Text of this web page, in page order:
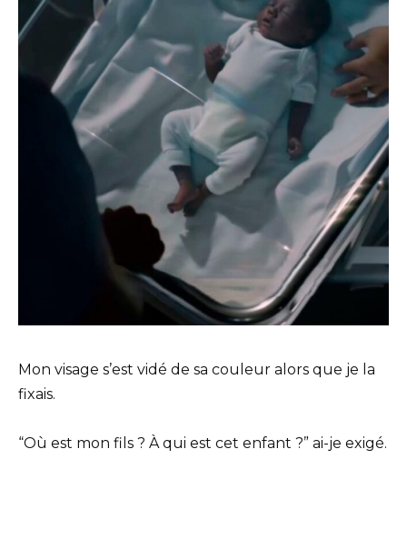
Mon visage s’est vidé de sa couleur alors que je la
fixais.
“Où est mon fils ? À qui est cet enfant ?” ai-je exigé.